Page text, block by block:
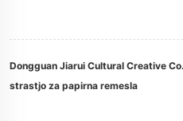
Dongguan Jiarui Cultural Creative
strastjo za papirna remesla